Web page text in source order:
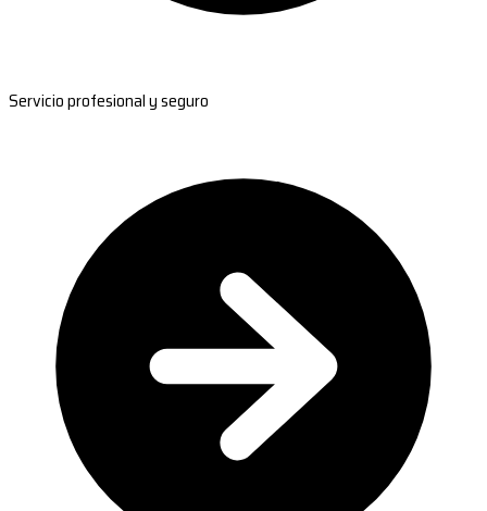
Servicio profesional y seguro